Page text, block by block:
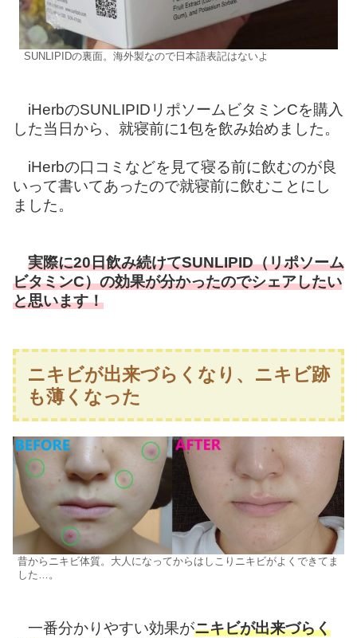
SUNLIPIDの裏面。海外製なので日本語表記はないよ
iHerbのSUNLIPIDリポソームビタミンCを購入
した当日から、就寝前に1包を飲み始めました。
iHerbの口コミなどを見て寝る前に飲むのが良
いって書いてあったので就寝前に飲むことにし
ました。
実際に20日飲み続けてSUNLIPID（リポソーム
ビタミンC）の効果が分かったのでシェアしたい
と思います！
ニキビが出来づらくなり、ニキビ跡
も薄くなった
昔からニキビ体質。大人になってからはしこりニキビがよくできてま
した…。
一番分かりやすい効果がニキビが出来づらく